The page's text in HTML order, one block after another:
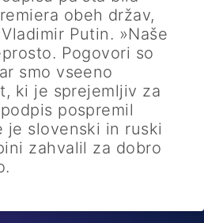
obeh držav,
Putin. »Naše
Pogovori so
smo vseeno
ki je sprejemljiv za
pospremil
je slovenski in ruski
zahvalil za dobro